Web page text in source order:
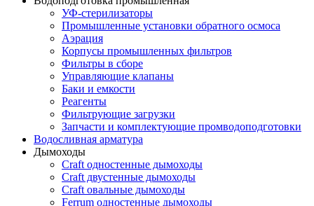
УФ-стерилизаторы
Промышленные установки обратного осмоса
Аэрация
Корпусы промышленных фильтров
Фильтры в сборе
Управляющие клапаны
Баки и емкости
Реагенты
Фильтрующие загрузки
Запчасти и комплектующие промводоподготовки
Водосливная арматура
Дымоходы
Craft одностенные дымоходы
Craft двустенные дымоходы
Craft овальные дымоходы
Ferrum одностенные дымоходы